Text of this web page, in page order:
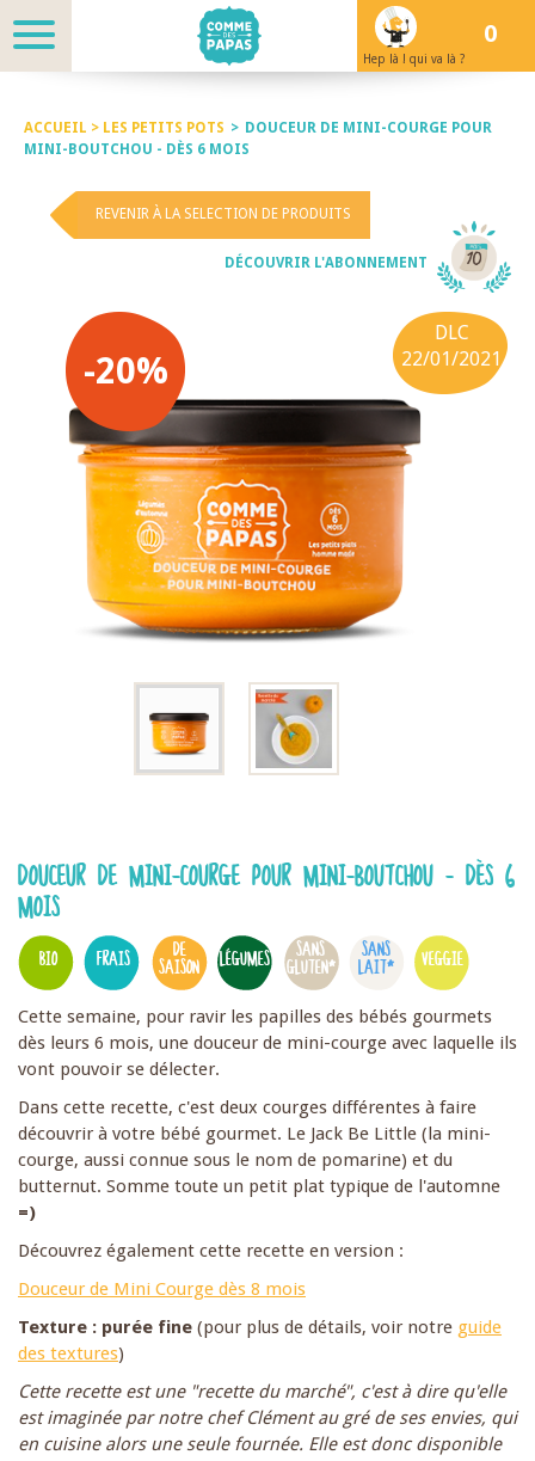
Hep là ! qui va là ?
0
ACCUEIL > LES PETITS POTS > DOUCEUR DE MINI-COURGE POUR
MINI-BOUTCHOU - DÈS 6 MOIS
REVENIR À LA SELECTION DE PRODUITS
DÉCOUVRIR L'ABONNEMENT
DLC
22/01/2021
-20%
DOUCEUR DE MINI-COURGE POUR MINI-BOUTCHOU - DÈS 6
MOIS
BIO FRAIS
DE
SAISON
LÉGUMES
SANS
GLUTEN*
SANS
LAIT*
VEGGIE
Cette semaine, pour ravir les papilles des bébés gourmets
dès leurs 6 mois, une douceur de mini-courge avec laquelle ils
vont pouvoir se délecter.
Dans cette recette, c'est deux courges différentes à faire
découvrir à votre bébé gourmet. Le Jack Be Little (la mini-
courge, aussi connue sous le nom de pomarine) et du
butternut. Somme toute un petit plat typique de l'automne
=)
Découvrez également cette recette en version :
Douceur de Mini Courge dès 8 mois
Texture : purée fine (pour plus de détails, voir notre guide
des textures)
Cette recette est une "recette du marché", c'est à dire qu'elle
est imaginée par notre chef Clément au gré de ses envies, qui
en cuisine alors une seule fournée. Elle est donc disponible